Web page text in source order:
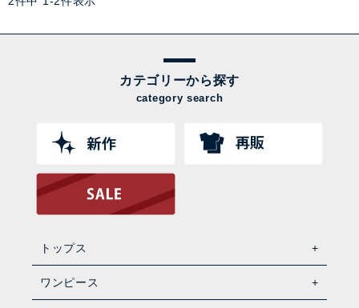
カテゴリーから探す
category search
トップス
ワンピース